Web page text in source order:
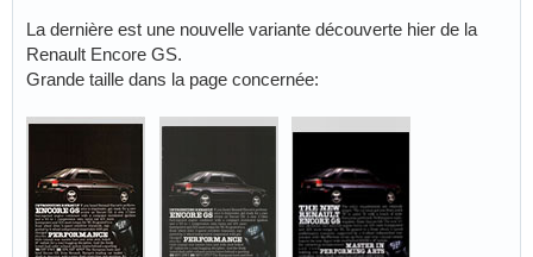
La dernière est une nouvelle variante découverte hier de la
Renault Encore GS.
Grande taille dans la page concernée: